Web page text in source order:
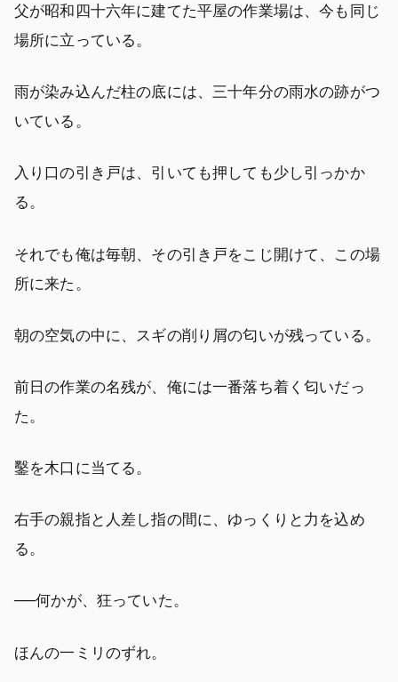
父が昭和四十六年に建てた平屋の作業場は、今も同じ
場所に立っている。
雨が染み込んだ柱の底には、三十年分の雨水の跡がつ
いている。
入り口の引き戸は、引いても押しても少し引っかか
る。
それでも俺は毎朝、その引き戸をこじ開けて、この場
所に来た。
朝の空気の中に、スギの削り屑の匂いが残っている。
前日の作業の名残が、俺には一番落ち着く匂いだっ
た。
鑿を木口に当てる。
右手の親指と人差し指の間に、ゆっくりと力を込め
る。
──何かが、狂っていた。
ほんの一ミリのずれ。